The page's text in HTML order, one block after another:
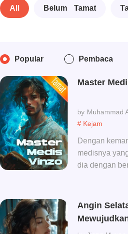
All Belum Tamat
Popular Pembaca
# Kejam
Master
Muhammad
Dengan
medisnya
dia dengan
perak untuk
banyak orang.
Angin